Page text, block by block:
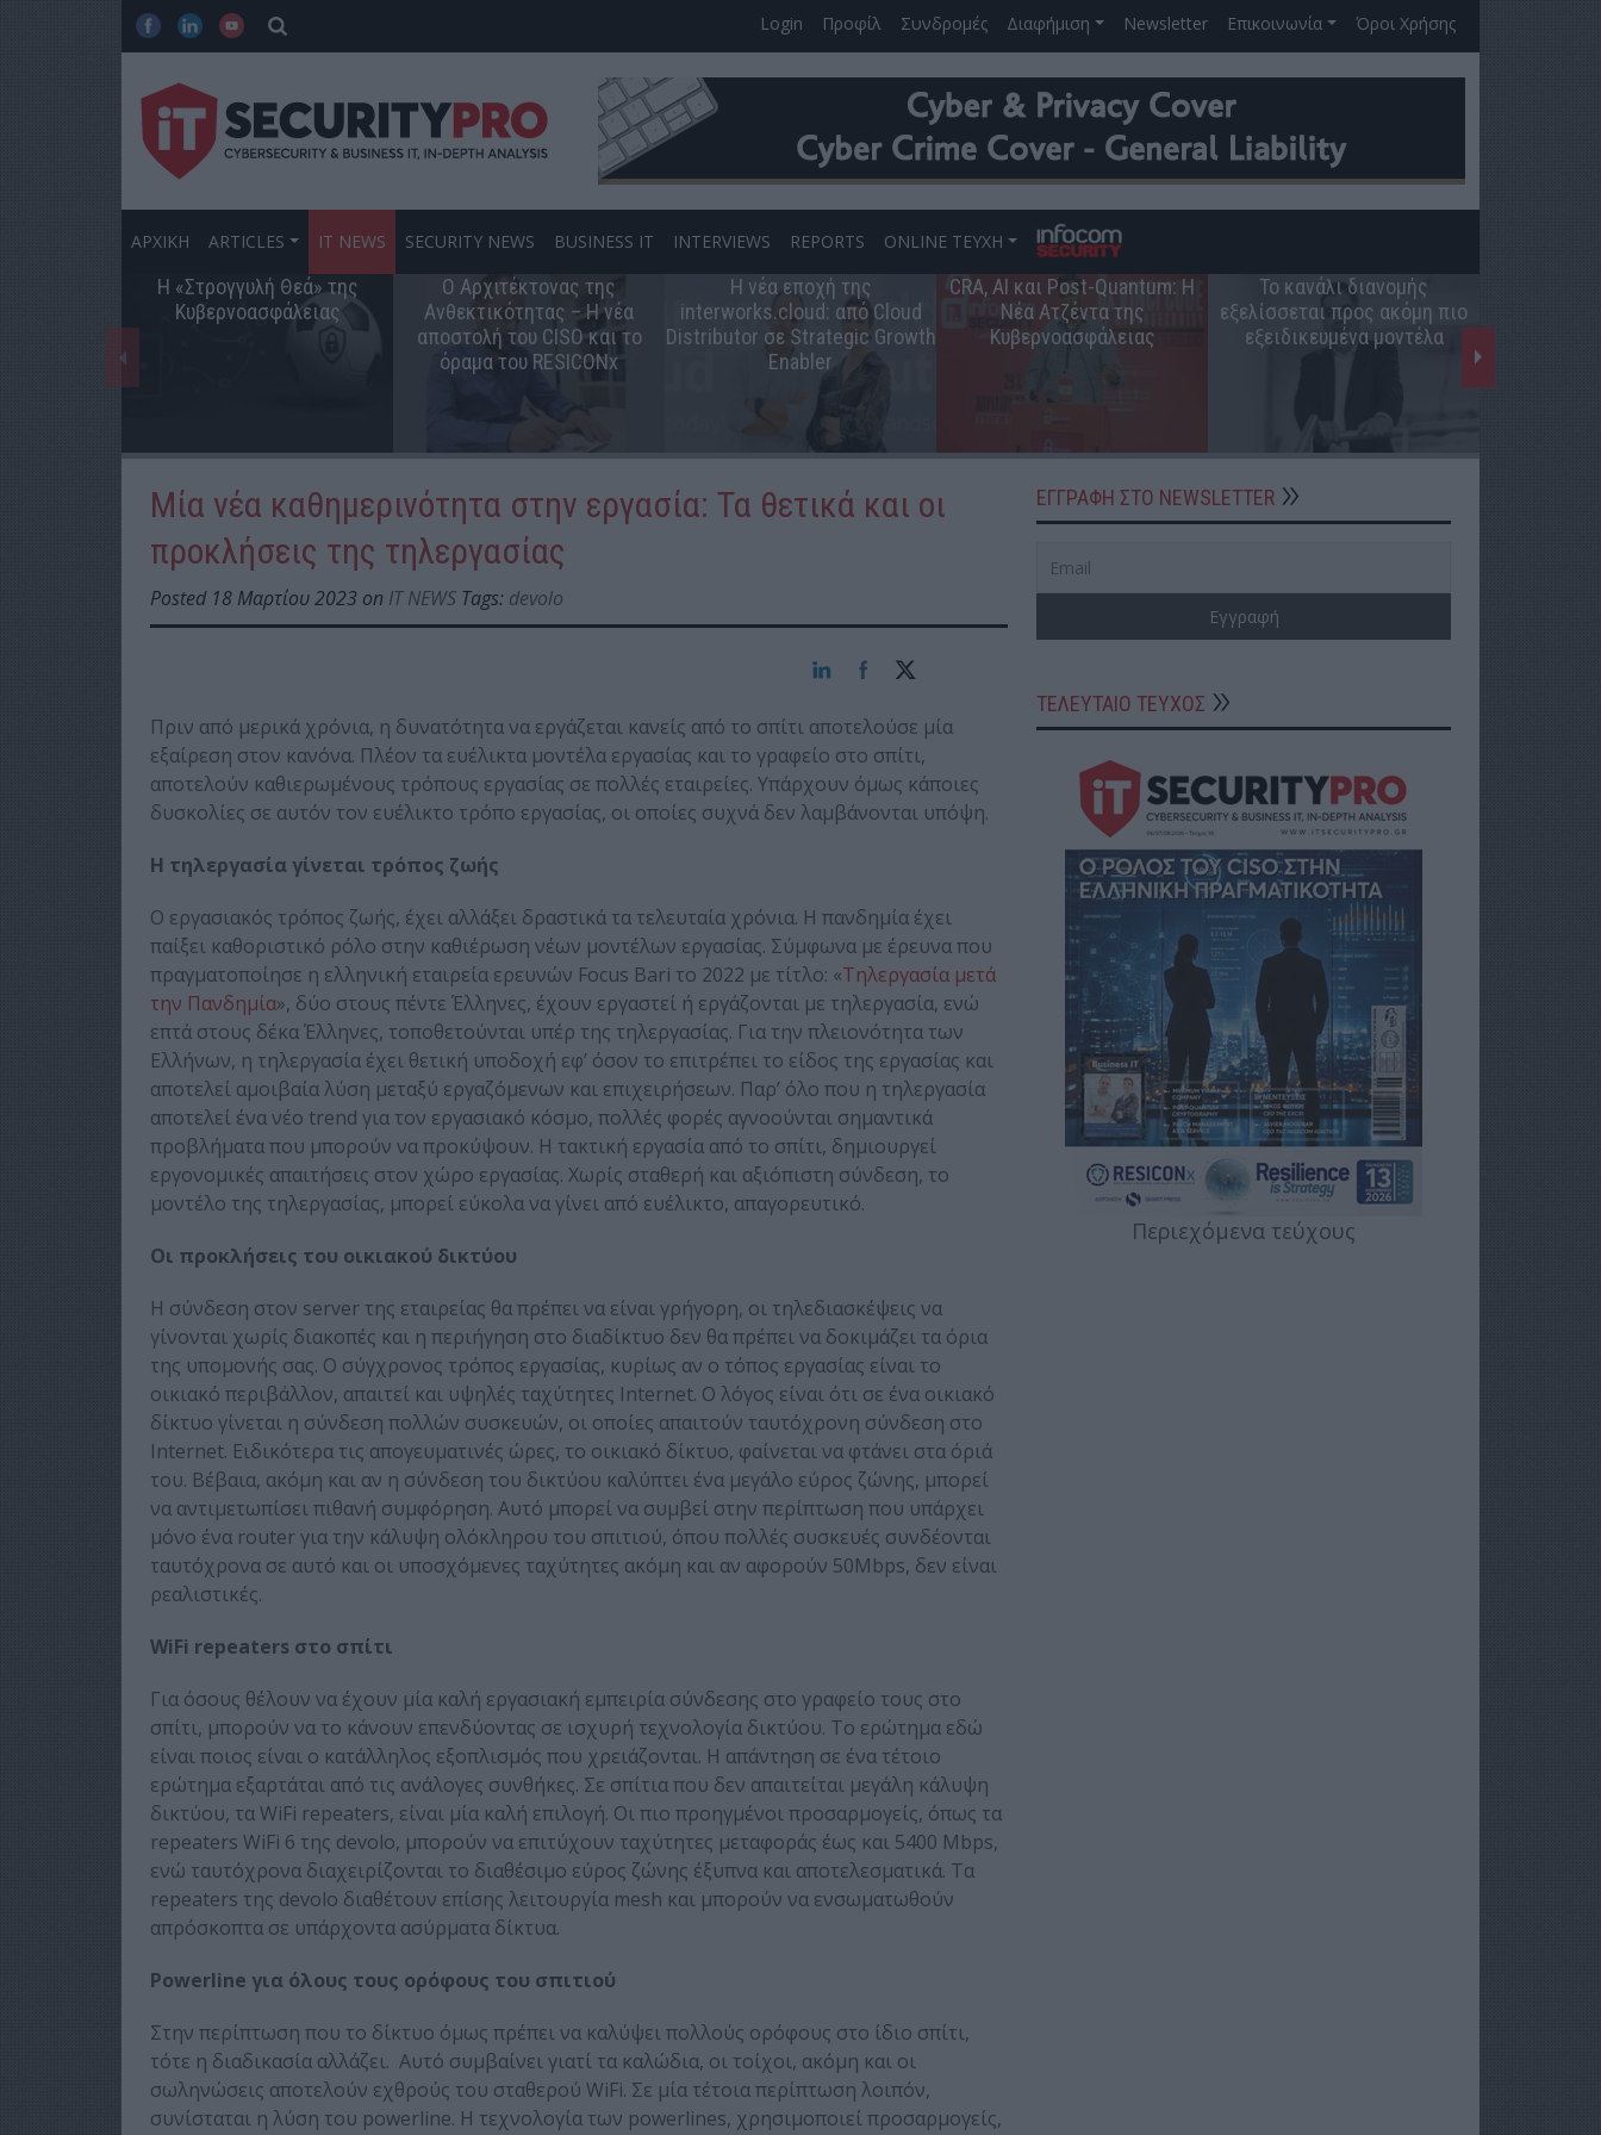
Login Προφίλ Συνδρομές Διαφήμιση Newsletter Επικοινωνία Όροι Χρήσης
ΑΡΧΙΚΗ ARTICLES IT NEWS SECURITY NEWS BUSINESS IT INTERVIEWS REPORTS ONLINE ΤΕΥΧΗ
Η «Στρογγυλή Θεά» της
Κυβερνοασφάλειας
Ο Αρχιτέκτονας της
Ανθεκτικότητας – Η νέα
αποστολή του CISO και το
όραμα του RESICONx
Η νέα εποχή της
interworks.cloud: από Cloud
Distributor σε Strategic Growth
Enabler
CRA, AI και Post-Quantum: Η
Νέα Ατζέντα της
Κυβερνοασφάλειας
Το κανάλι διανομής
εξελίσσεται προς ακόμη πιο
εξειδικευμένα μοντέλα
Μία νέα καθημερινότητα στην εργασία: Τα θετικά και οι
προκλήσεις της τηλεργασίας
Posted 18 Μαρτίου 2023 on IT NEWS Tags: devolo
Πριν από μερικά χρόνια, η δυνατότητα να εργάζεται κανείς από το σπίτι αποτελούσε μία
εξαίρεση στον κανόνα. Πλέον τα ευέλικτα μοντέλα εργασίας και το γραφείο στο σπίτι,
αποτελούν καθιερωμένους τρόπους εργασίας σε πολλές εταιρείες. Υπάρχουν όμως κάποιες
δυσκολίες σε αυτόν τον ευέλικτο τρόπο εργασίας, οι οποίες συχνά δεν λαμβάνονται υπόψη.
Η τηλεργασία γίνεται τρόπος ζωής
Ο εργασιακός τρόπος ζωής, έχει αλλάξει δραστικά τα τελευταία χρόνια. Η πανδημία έχει
παίξει καθοριστικό ρόλο στην καθιέρωση νέων μοντέλων εργασίας. Σύμφωνα με έρευνα που
πραγματοποίησε η ελληνική εταιρεία ερευνών Focus Bari το 2022 με τίτλο: «Τηλεργασία μετά
την Πανδημία», δύο στους πέντε Έλληνες, έχουν εργαστεί ή εργάζονται με τηλεργασία, ενώ
επτά στους δέκα Έλληνες, τοποθετούνται υπέρ της τηλεργασίας. Για την πλειονότητα των
Ελλήνων, η τηλεργασία έχει θετική υποδοχή εφ’ όσον το επιτρέπει το είδος της εργασίας και
αποτελεί αμοιβαία λύση μεταξύ εργαζόμενων και επιχειρήσεων. Παρ’ όλο που η τηλεργασία
αποτελεί ένα νέο trend για τον εργασιακό κόσμο, πολλές φορές αγνοούνται σημαντικά
προβλήματα που μπορούν να προκύψουν. Η τακτική εργασία από το σπίτι, δημιουργεί
εργονομικές απαιτήσεις στον χώρο εργασίας. Χωρίς σταθερή και αξιόπιστη σύνδεση, το
μοντέλο της τηλεργασίας, μπορεί εύκολα να γίνει από ευέλικτο, απαγορευτικό.
Οι προκλήσεις του οικιακού δικτύου
Η σύνδεση στον server της εταιρείας θα πρέπει να είναι γρήγορη, οι τηλεδιασκέψεις να
γίνονται χωρίς διακοπές και η περιήγηση στο διαδίκτυο δεν θα πρέπει να δοκιμάζει τα όρια
της υπομονής σας. Ο σύγχρονος τρόπος εργασίας, κυρίως αν ο τόπος εργασίας είναι το
οικιακό περιβάλλον, απαιτεί και υψηλές ταχύτητες Internet. Ο λόγος είναι ότι σε ένα οικιακό
δίκτυο γίνεται η σύνδεση πολλών συσκευών, οι οποίες απαιτούν ταυτόχρονη σύνδεση στο
Internet. Ειδικότερα τις απογευματινές ώρες, το οικιακό δίκτυο, φαίνεται να φτάνει στα όριά
του. Βέβαια, ακόμη και αν η σύνδεση του δικτύου καλύπτει ένα μεγάλο εύρος ζώνης, μπορεί
να αντιμετωπίσει πιθανή συμφόρηση. Αυτό μπορεί να συμβεί στην περίπτωση που υπάρχει
μόνο ένα router για την κάλυψη ολόκληρου του σπιτιού, όπου πολλές συσκευές συνδέονται
ταυτόχρονα σε αυτό και οι υποσχόμενες ταχύτητες ακόμη και αν αφορούν 50Mbps, δεν είναι
ρεαλιστικές.
WiFi repeaters στο σπίτι
Για όσους θέλουν να έχουν μία καλή εργασιακή εμπειρία σύνδεσης στο γραφείο τους στο
σπίτι, μπορούν να το κάνουν επενδύοντας σε ισχυρή τεχνολογία δικτύου. Το ερώτημα εδώ
είναι ποιος είναι ο κατάλληλος εξοπλισμός που χρειάζονται. Η απάντηση σε ένα τέτοιο
ερώτημα εξαρτάται από τις ανάλογες συνθήκες. Σε σπίτια που δεν απαιτείται μεγάλη κάλυψη
δικτύου, τα WiFi repeaters, είναι μία καλή επιλογή. Οι πιο προηγμένοι προσαρμογείς, όπως τα
repeaters WiFi 6 της devolo, μπορούν να επιτύχουν ταχύτητες μεταφοράς έως και 5400 Mbps,
ενώ ταυτόχρονα διαχειρίζονται το διαθέσιμο εύρος ζώνης έξυπνα και αποτελεσματικά. Τα
repeaters της devolo διαθέτουν επίσης λειτουργία mesh και μπορούν να ενσωματωθούν
απρόσκοπτα σε υπάρχοντα ασύρματα δίκτυα.
Powerline για όλους τους ορόφους του σπιτιού
Στην περίπτωση που το δίκτυο όμως πρέπει να καλύψει πολλούς ορόφους στο ίδιο σπίτι,
τότε η διαδικασία αλλάζει. Αυτό συμβαίνει γιατί τα καλώδια, οι τοίχοι, ακόμη και οι
σωληνώσεις αποτελούν εχθρούς του σταθερού WiFi. Σε μία τέτοια περίπτωση λοιπόν,
συνίσταται η λύση του powerline. Η τεχνολογία των powerlines, χρησιμοποιεί προσαρμογείς,
ΕΓΓΡΑΦΗ ΣΤΟ NEWSLETTER
ΤΕΛΕΥΤΑΙΟ ΤΕΥΧΟΣ
Περιεχόμενα τεύχους